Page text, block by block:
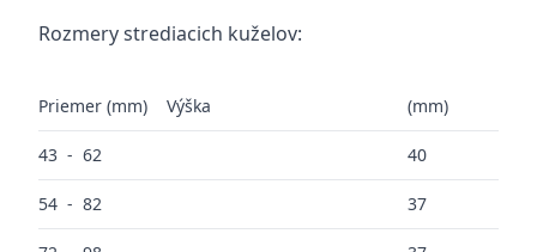
Rozmery strediacich kuželov:
Priemer (mm) Výška (mm)
43 - 62 40
54 - 82 37